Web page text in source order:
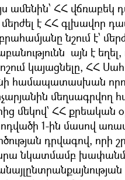
ամենին՝ ՀՀ
մերժել է ՀՀ գլխավոր
նշում է՝
այն է
կայացնելը, ՀՀ
համապատասխան
մեղսագրվող
մեկով՝ ՀՀ քրեական
1-ին մասով
դրվագով, որի
նկատմամբ